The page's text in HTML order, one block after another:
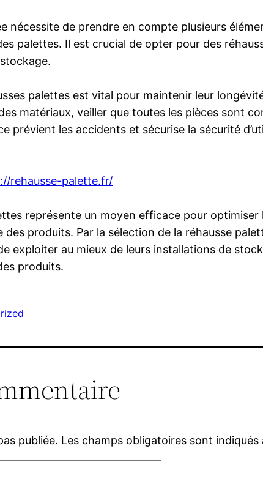
nécessite de prendre en compte plusieurs
palettes. Il est crucial de opter pour des
palettes est vital pour maintenir leur
matériaux, veiller que toutes les pièces sont
prévient les accidents et sécurise la sécurité
rehausse-palette.fr/
représente un moyen efficace pour optimiser
produits. Par la sélection de la réhausse
exploiter au mieux de leurs installations de
produits.
publiée. Les champs obligatoires sont indiqués